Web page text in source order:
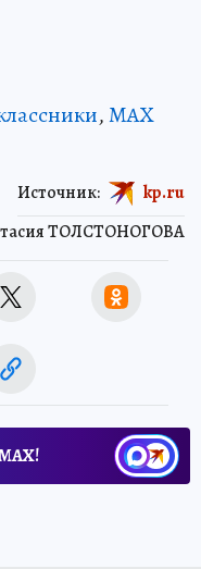
,MAX
ТОЛСТОНОГОВА
Источник: kp.ru